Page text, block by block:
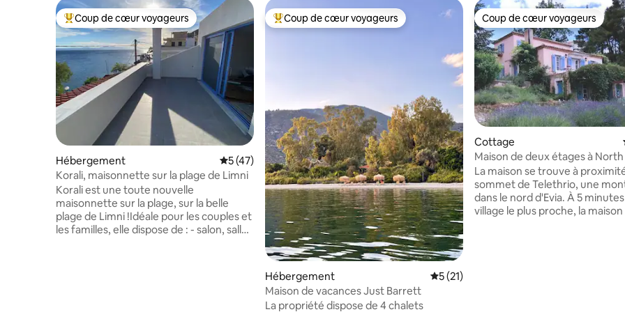
Coups de cœur voyageurs les plus appréciés
Coup de cœur voyageurs
Hébergement Évaluation moyenne sur la base de 47 commentaires : 5 sur 5
5 (47)
Korali, maisonnette sur la plage de Limni
Korali est une toute nouvelle
maisonnette sur la plage, sur la belle
plage de Limni !Idéale pour les couples et
les familles, elle dispose de : - salon, salle
Coups de cœur voyageurs les plus appréciés
Coup de cœur voyageurs
Hébergement Évaluation moyenne sur la base de 21
5 (21)
Maison de vacances Just Barrett
La propriété dispose de 4 chalets
Coup de cœur voyageurs
Coup de cœur voyageurs
Cottage
Maison de deux étages à North
La maison se trouve à
sommet de Telethrio, une
dans le nord d'Evia. À 5
village le plus proche, la